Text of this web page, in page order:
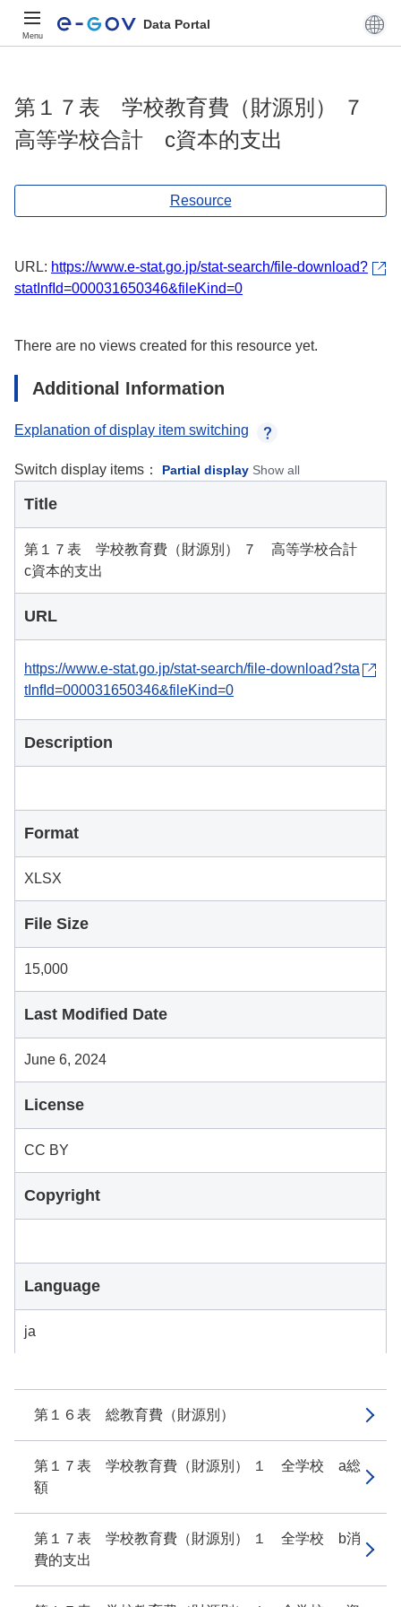
Menu
Data Portal
第１６表 総教育費（財源別）
第１７表 学校教育費（財源別） １ 全学校 a総
額
第１７表 学校教育費（財源別） １ 全学校 b消
費的支出
第１７表 学校教育費（財源別） ７
高等学校合計 c資本的支出
Resource
URL: https://www.e-stat.go.jp/stat-search/file-download?
statInfId=000031650346&fileKind=0
There are no views created for this resource yet.
Additional Information
Explanation of display item switching
Switch display items： Partial display Show all
Title
第１７表 学校教育費（財源別） ７ 高等学校合計
c資本的支出
URL
https://www.e-stat.go.jp/stat-search/file-download?sta
tInfId=000031650346&fileKind=0
Description
Format
XLSX
File Size
15,000
Last Modified Date
June 6, 2024
License
CC BY
Copyright
Language
ja